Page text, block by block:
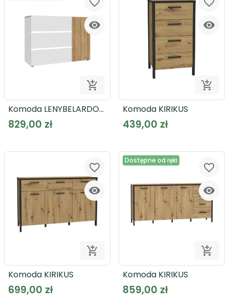


Dodaj do koszyka
Komoda LENYBELARDO
LNBK222B
829,00 zł


Komoda KIRIKUS
439,00 zł


Dodaj do koszyka
favorite_border
Komoda KIRIKUS
699,00 zł
Dostępne od ręki


favorite_border
Komoda KIRIKUS
859,00 zł